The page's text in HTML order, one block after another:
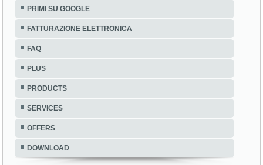
PRIMI SU GOOGLE
FATTURAZIONE ELETTRONICA
FAQ
PLUS
PRODUCTS
SERVICES
OFFERS
DOWNLOAD